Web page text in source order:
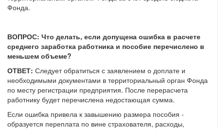
Фонда.
ВОПРОС: Что делать, если допущена ошибка в расчете
среднего заработка работника и пособие перечислено в
меньшем объеме?
ОТВЕТ: Следует обратиться с заявлением о доплате и
необходимыми документами в территориальный орган Фонда
по месту регистрации предприятия. После перерасчета
работнику будет перечислена недостающая сумма.
Если ошибка привела к завышению размера пособия -
образуется переплата по вине страхователя, расходы,